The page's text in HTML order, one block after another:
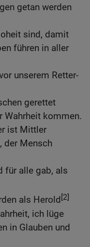
getan werden
sind, damit
führen in aller
unserem Retter-
gerettet
Wahrheit kommen.
ist Mittler
der Mensch
für alle gab, als
als Herold [2]
ich lüge
in Glauben und